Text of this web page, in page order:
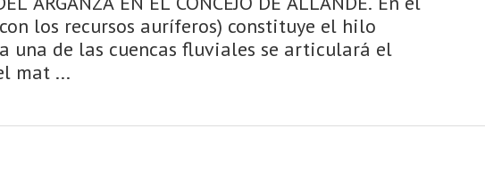
los recursos auríferos) constituye el hilo
una de las cuencas fluviales se articulará el
mat ...